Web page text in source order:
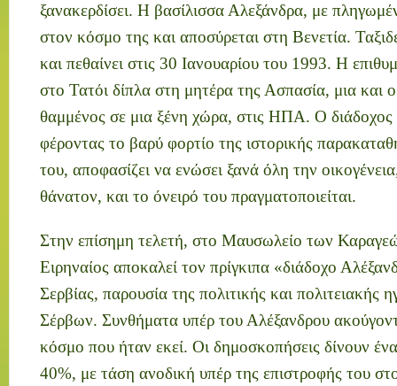
ξανακερδίσει. Η βασίλισσα Αλεξάνδρα, με
στον κόσμο της και αποσύρεται στη Βενετία.
και πεθαίνει στις 30 Ιανουαρίου του 1993. Η
στο Τατόι δίπλα στη μητέρα της Ασπασία, μια και
θαμμένος σε μια ξένη χώρα, στις ΗΠΑ. Ο διάδοχος
φέροντας το βαρύ φορτίο της ιστορικής
του, αποφασίζει να ενώσει ξανά όλη την
θάνατον, και το όνειρό του πραγματοποιείται.
Στην επίσημη τελετή, στο Μαυσωλείο των
Ειρηναίος αποκαλεί τον πρίγκιπα «διάδοχο
Σερβίας, παρουσία της πολιτικής και πολιτειακής
Σέρβων. Συνθήματα υπέρ του Αλέξανδρου
κόσμο που ήταν εκεί. Οι δημοσκοπήσεις δίνουν
40%, με τάση ανοδική υπέρ της επιστροφής του